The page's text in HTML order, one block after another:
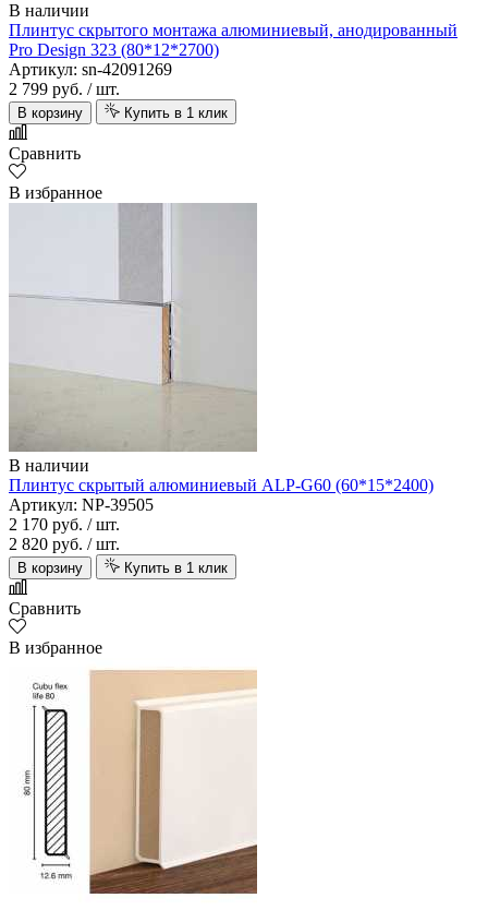
В наличии
Плинтус скрытого монтажа алюминиевый, анодированный
Pro Design 323 (80*12*2700)
Артикул: sn-42091269
2 799 руб. / шт.
В корзину Купить в 1 клик
Сравнить
В избранное
В наличии
Плинтус скрытый алюминиевый ALP-G60 (60*15*2400)
Артикул: NP-39505
2 170 руб. / шт.
2 820 руб. / шт.
В корзину Купить в 1 клик
Сравнить
В избранное